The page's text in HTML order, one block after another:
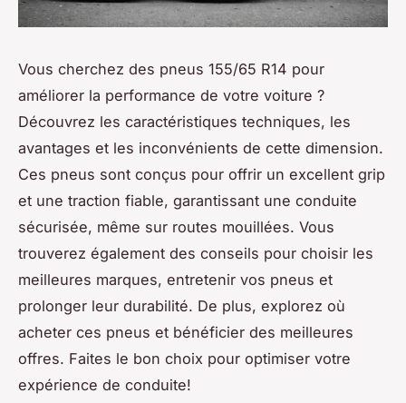
Vous cherchez des pneus 155/65 R14 pour
améliorer la performance de votre voiture ?
Découvrez les caractéristiques techniques, les
avantages et les inconvénients de cette dimension.
Ces pneus sont conçus pour offrir un excellent grip
et une traction fiable, garantissant une conduite
sécurisée, même sur routes mouillées. Vous
trouverez également des conseils pour choisir les
meilleures marques, entretenir vos pneus et
prolonger leur durabilité. De plus, explorez où
acheter ces pneus et bénéficier des meilleures
offres. Faites le bon choix pour optimiser votre
expérience de conduite!